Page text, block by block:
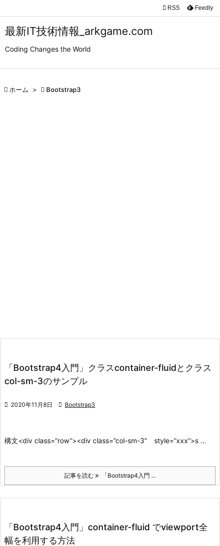
最新IT技術情報_arkgame.com
Coding Changes the World


 RSS Feedly
 ホーム >  Bootstrap3
「Bootstrap4入門」クラスcontainer-fluidとクラス
col-sm-3のサンプル
 2020年11月8日  Bootstrap3
構文<div class=”row”><div class=”col-sm-3″ style=”xxx”>s ...
記事を読む 「Bootstrap4入門 ...
「Bootstrap4入門」container-fluid でviewport全
幅を利用する方法